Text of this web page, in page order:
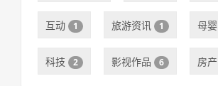
互动 1 旅游资讯 1 母婴
科技 2 影视作品 6 房产